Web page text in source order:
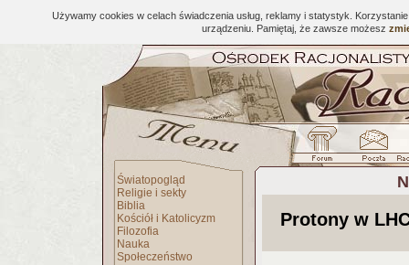
Używamy cookies w celach świadczenia usług, reklamy i statystyk.
urządzeniu. Pamiętaj, że zawsze możesz
Światopogląd
Religie i sekty
Biblia
Kościół i Katolicyzm
Filozofia
Nauka
Społeczeństwo
Protony w